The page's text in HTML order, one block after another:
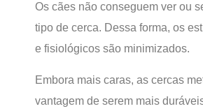
Os cães não conseguem ver ou
tipo de cerca. Dessa forma, os
e fisiológicos são minimizados.
Embora mais caras, as cercas
vantagem de serem mais